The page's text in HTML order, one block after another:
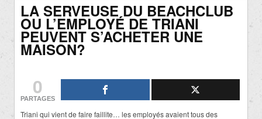
LA SERVEUSE DU BEACHCLUB
OU L’EMPLOYÉ DE TRIANI
PEUVENT S’ACHETER UNE
MAISON?
0
PARTAGES
Triani qui vient de faire faillite… les employés avaient tous des